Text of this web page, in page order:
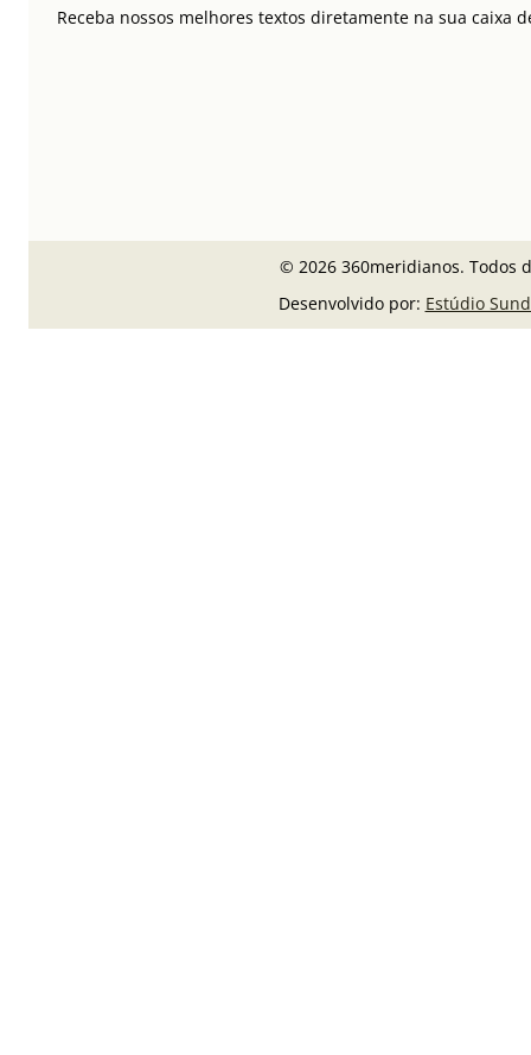
Receba nossos melhores textos diretamente na sua caixa
© 2026 360meridianos. Todos
Desenvolvido por: Estúdio